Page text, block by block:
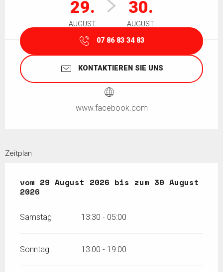
29.
AUGUST
30.
AUGUST
07 86 83 34 83
KONTAKTIEREN SIE UNS
www.facebook.com
Zeitplan
vom 29 August 2026 bis zum 30 August
vom 29 August 2026 bis zum 30 August
2026
Samstag 13:30 - 05:00
Sonntag 13:00 - 19:00